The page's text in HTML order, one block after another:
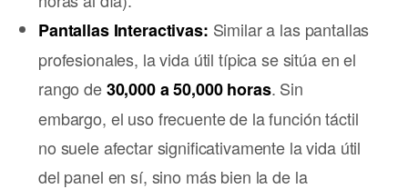
Pantallas Interactivas: Similar a las pantallas
profesionales, la vida útil típica se sitúa en el
rango de30,000 a 50,000 horas. Sin
embargo, el uso frecuente de la función táctil
no suele afectar significativamente la vida útil
del panel en sí, sino más bien la de la